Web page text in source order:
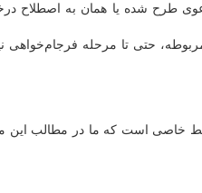
طرح شده یا همان به‌ اصطلاح
حتی تا مرحله‌
خاصی است که ما در مطالب این